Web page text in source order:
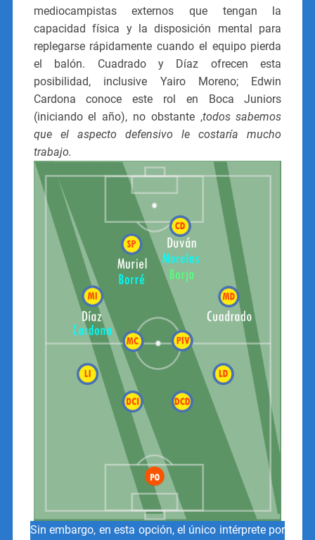
mediocampistas externos que tengan la
capacidad física y la disposición mental para
replegarse rápidamente cuando el equipo pierda
el balón. Cuadrado y Díaz ofrecen esta
posibilidad, inclusive Yairo Moreno; Edwin
Cardona conoce este rol en Boca Juniors
(iniciando el año), no obstante ,todos sabemos
que el aspecto defensivo le costaría mucho
trabajo.
Sin embargo, en esta opción, el único intérprete por